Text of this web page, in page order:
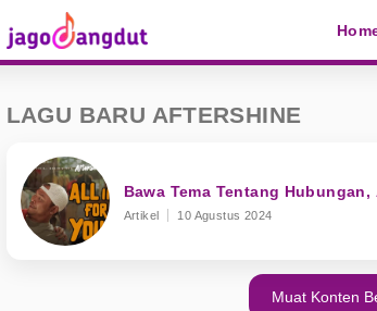
LAGU BARU AFTERSHINE
Bawa Tema Tentang
Artikel 10 Agustus 2024
Muat Konten